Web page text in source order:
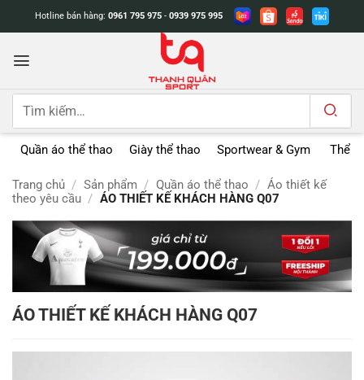
dung
Hotline bán hàng: 0961 795 975 - 0939 975 995
Tìm
Quần áo thể thao Giày thể thao Sportwear & Gym Thể
Trang chủ / Sản phẩm / Quần áo thể thao / Áo thiết kế
theo yêu cầu / ÁO THIẾT KẾ KHÁCH HÀNG Q07
ÁO THIẾT KẾ KHÁCH HÀNG Q07